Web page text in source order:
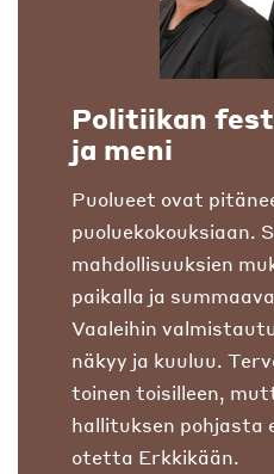
Politiikan
ja meni
Puolueet ovat
puoluekokouksiaan.
mahdollisuuksien
paikalla ja
Vaaleihin
näkyy ja kuuluu.
toinen toisilleen,
hallituksen pohjasta
otetta Erkkikään.